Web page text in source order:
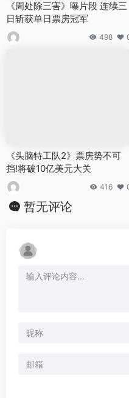
《周处除三害》曝片段 连续三
日斩获单日票房冠军
498
《头脑特工队2》票房势不可
挡!将破10亿美元大关
416
暂无评论